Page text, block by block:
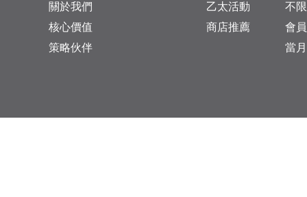
關於我們
核心價值
策略伙伴
乙太活動
商店推薦
不
會
當